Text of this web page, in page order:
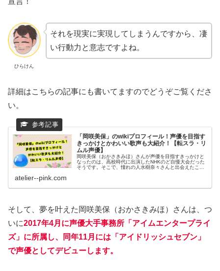
ひらけん
それを現実に実現してしまうんですから、凄
い行動力と意志ですよね。
詳細はこちらの記事にも書いてますのでどうぞご覧くださ
い。
「岡咲美保」のwikiプロフィール！声優を目指す
きっかけとかわいい歌声も大紹介！【転スラ・リ
ムル声優】
岡咲美保（おかさきみほ）さんが声優を目指すきっかけと
なったのは、高校時代に出演したNHKのど自慢大会だった
そうです。そこで、憧れの人水樹奈々さんと出会えたこと
atelier--pink.com
そして、夢を叶えた岡咲美保（おかさきみほ）さんは、つ
いに2017年4月に声優大手事務所「アイムエンタープライ
ズ」に所属し、同年11月には「アイドリッシュセブン」
で声優としてデビューします。